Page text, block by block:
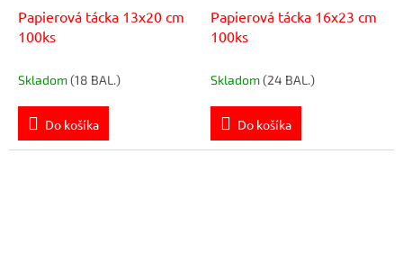
Papierová tácka 13x20 cm
100ks
Skladom(18 BAL.)
Do košíka
Papierová tácka 16x23 cm
100ks
Skladom(24 BAL.)
Do košíka